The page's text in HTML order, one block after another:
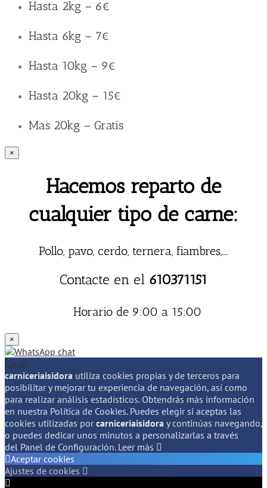
Hasta 2kg – 6€
Hasta 6kg – 7€
Hasta 10kg – 9€
Hasta 20kg – 15€
Mas 20kg – Gratis
×
Hacemos reparto de
cualquier tipo de carne:
Pollo, pavo, cerdo, ternera, fiambres,….
Contacte en el 610371151
Horario de 9:00 a 15:00
×
Cerrar
carniceriaisidora utiliza cookies propias y de terceros para
posibilitar y mejorar tu experiencia de navegación, así como
para realizar análisis estadísticos. Obtendrás más información
en nuestra Política de Cookies. Puedes elegir si aceptas las
cookies utilizadas porcarniceriaisidora y continúas navegando,
o puedes dedicar unos minutos a personalizarlas a través
del Panel de Configuración. Leer más
Aceptar cookies
Ajustes de cookies